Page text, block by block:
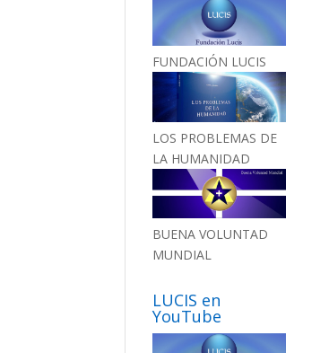
FUNDACIÓN LUCIS
LOS PROBLEMAS DE
LA HUMANIDAD
BUENA VOLUNTAD
MUNDIAL
LUCIS en
YouTube